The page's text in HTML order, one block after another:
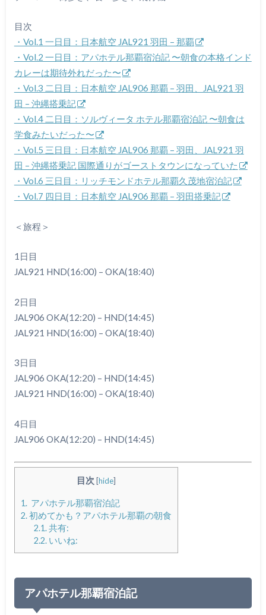
目次
・Vol.1 一日目：日本航空 JAL921 羽田 – 那覇
・Vol.2 一日目：アパホテル那覇宿泊記 〜朝食の本格インド
カレーは期待外れだった〜
・Vol.3 二日目：日本航空 JAL906 那覇 – 羽田、JAL921 羽
田 – 沖縄搭乗記
・Vol.4 二日目：ソルヴィータ ホテル那覇宿泊記 〜朝食は
学食みたいだった〜
・Vol.5 三日目：日本航空 JAL906 那覇 – 羽田、JAL921 羽
田 – 沖縄搭乗記 国際通りがゴーストタウンになっていた
・Vol.6 三日目：リッチモンドホテル那覇久茂地宿泊記
・Vol.7 四日目：日本航空 JAL906 那覇 – 羽田搭乗記
＜旅程＞
1日目
JAL921 HND(16:00) – OKA(18:40)
2日目
JAL906 OKA(12:20) – HND(14:45)
JAL921 HND(16:00) – OKA(18:40)
3日目
JAL906 OKA(12:20) – HND(14:45)
JAL921 HND(16:00) – OKA(18:40)
4日目
JAL906 OKA(12:20) – HND(14:45)
目次 [hide]
1.アパホテル那覇宿泊記
2.初めてかも？アパホテル那覇の朝食
2.1.共有:
2.2.いいね:
アパホテル那覇宿泊記